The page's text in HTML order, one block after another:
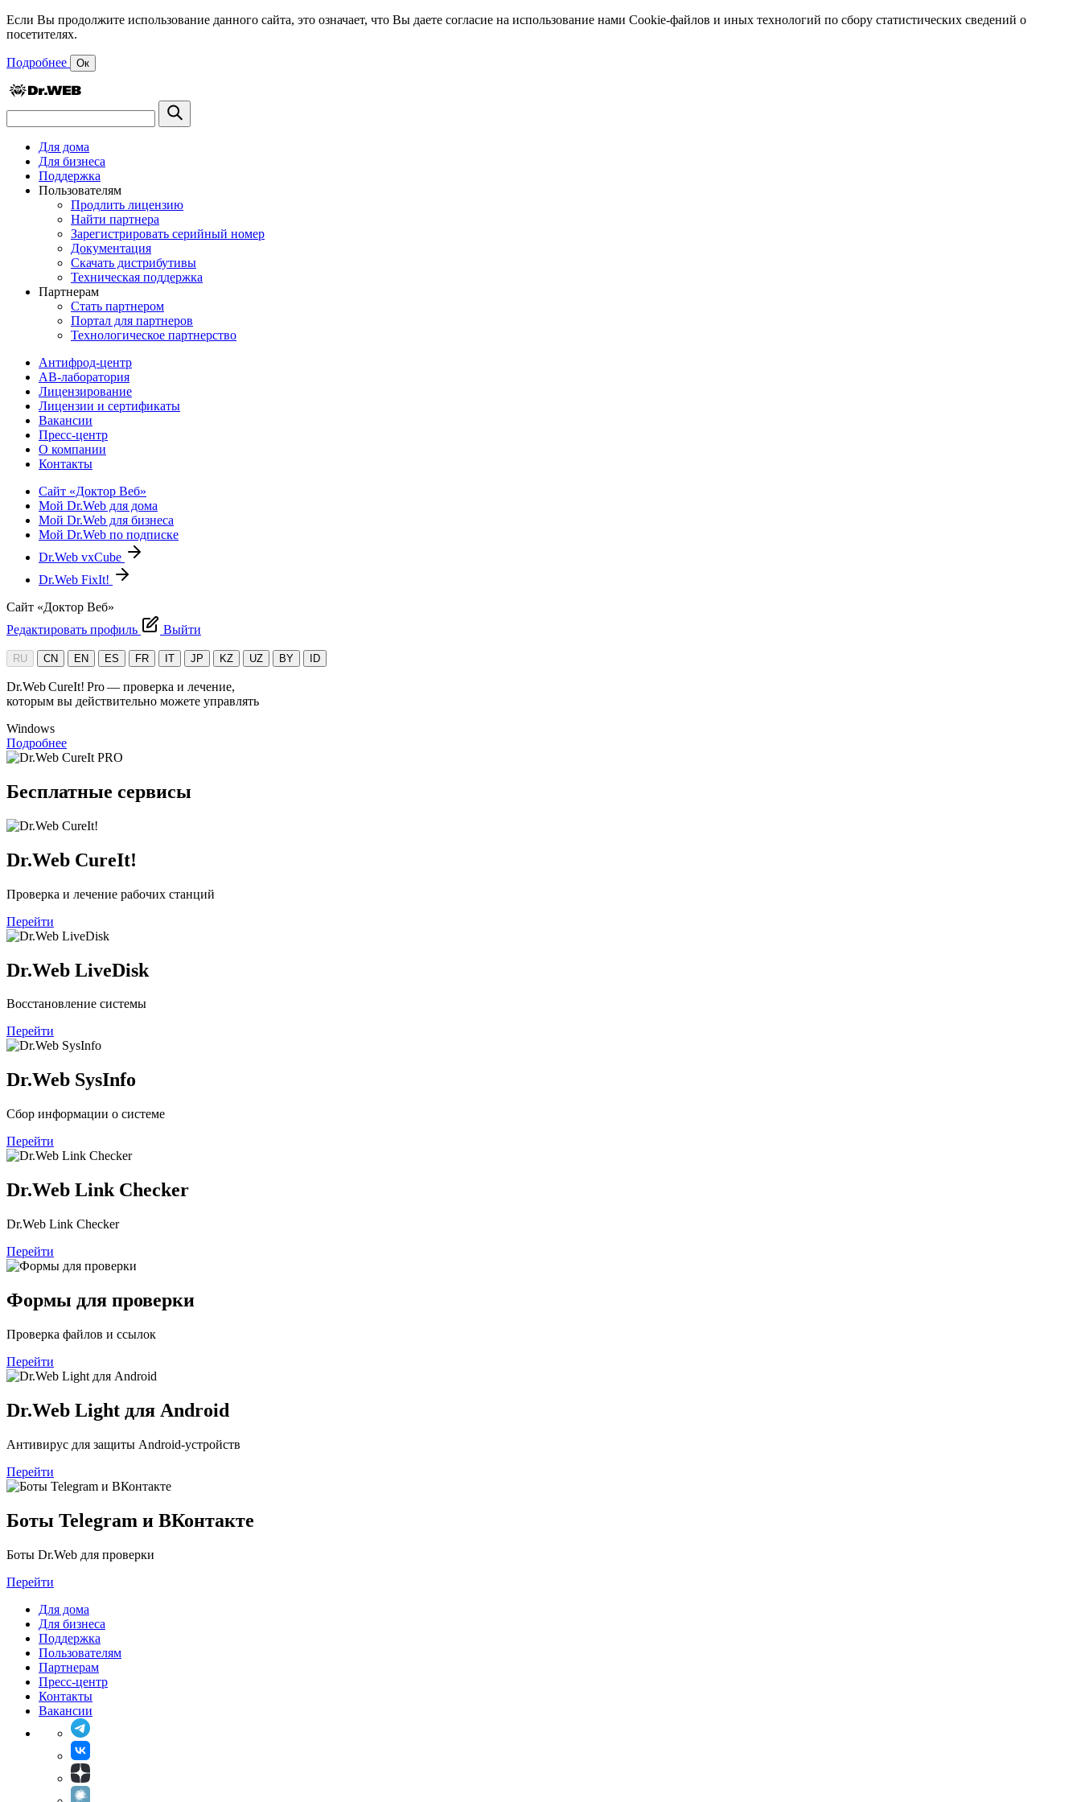
Если Вы продолжите использование данного сайта, это означает, что Вы даете согласие на использование нами Cookie-файлов и иных технологий по сбору статистических сведений о
посетителях.
Подробнее Ок
Для дома
Для бизнеса
Поддержка
Пользователям
Продлить лицензию
Найти партнера
Зарегистрировать серийный номер
Документация
Скачать дистрибутивы
Техническая поддержка
Партнерам
Стать партнером
Портал для партнеров
Технологическое партнерство
Антифрод-центр
АВ-лаборатория
Лицензирование
Лицензии и сертификаты
Вакансии
Пресс-центр
О компании
Контакты
Сайт «Доктор Веб»
Мой Dr.Web для дома
Мой Dr.Web для бизнеса
Мой Dr.Web по подписке
Dr.Web vxCube
Dr.Web FixIt!
Сайт «Доктор Веб»
Редактировать профиль
Выйти
RU CN EN ES FR IT JP KZ UZ BY ID
Dr.Web CureIt! Pro — проверка и лечение,
которым вы действительно можете управлять
Windows
Подробнее
Бесплатные сервисы
Dr.Web CureIt!
Проверка и лечение рабочих станций
Перейти
Dr.Web LiveDisk
Восстановление системы
Перейти
Dr.Web SysInfo
Сбор информации о системе
Перейти
Dr.Web Link Checker
Dr.Web Link Checker
Перейти
Формы для проверки
Проверка файлов и ссылок
Перейти
Dr.Web Light для Android
Антивирус для защиты Android-устройств
Перейти
Боты Telegram и ВКонтакте
Боты Dr.Web для проверки
Перейти
Для дома
Для бизнеса
Поддержка
Пользователям
Партнерам
Пресс-центр
Контакты
Вакансии